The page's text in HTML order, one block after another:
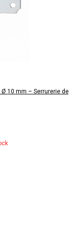
10 mm – Serrurerie de